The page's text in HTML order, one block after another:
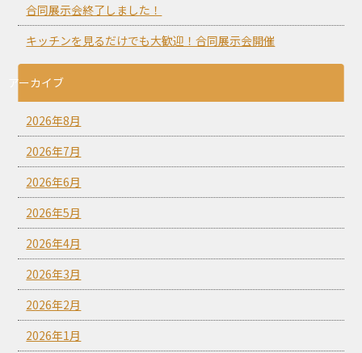
合同展示会終了しました！
キッチンを見るだけでも大歓迎！合同展示会開催
アーカイブ
2026年8月
2026年7月
2026年6月
2026年5月
2026年4月
2026年3月
2026年2月
2026年1月